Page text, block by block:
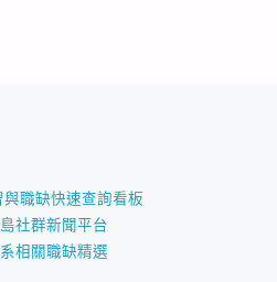
職缺快速查詢看板
社群新聞平台
相關職缺精選